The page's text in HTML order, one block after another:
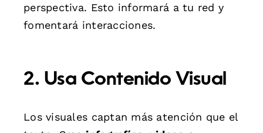
perspectiva. Esto informará a tu red y
fomentará interacciones.
2. Usa Contenido Visual
Los visuales captan más atención que el